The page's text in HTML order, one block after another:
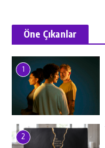
Öne Çıkanlar
1
2